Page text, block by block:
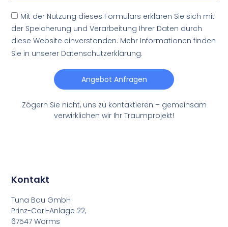
Mit der Nutzung dieses Formulars erklären Sie sich mit
der Speicherung und Verarbeitung Ihrer Daten durch
diese Website einverstanden. Mehr Informationen finden
Sie in unserer Datenschutzerklärung.
Angebot Anfragen
Zögern Sie nicht, uns zu kontaktieren – gemeinsam
verwirklichen wir Ihr Traumprojekt!
Kontakt
Tuna Bau GmbH
Prinz-Carl-Anlage 22,
67547 Worms